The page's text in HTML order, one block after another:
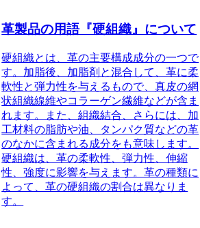
革製品の用語『硬組織』について
硬組織とは、革の主要構成成分の一つで
す。加脂後、加脂剤と混合して、革に柔
軟性と弾力性を与えるもので、真皮の網
状組織線維やコラーゲン繊維などが含ま
れます。また、組織結合、さらには、加
工材料の脂肪や油、タンパク質などの革
のなかに含まれる成分をも意味します。
硬組織は、革の柔軟性、弾力性、伸縮
性、強度に影響を与えます。革の種類に
よって、革の硬組織の割合は異なりま
す。